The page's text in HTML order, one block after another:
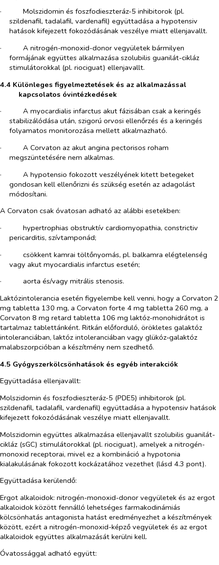
·​
Molszidomin és foszfodieszteráz-5 inhibitorok (pl.
szildenafil, tadalafil, vardenafil) együttadása a hypotensiv
hatások kifejezett fokozódásának veszélye miatt ellenjavallt.
·​
A nitrogén-monoxid-donor vegyületek bármilyen
formájának együttes alkalmazása szolubilis guanilát-cikláz
stimulátorokkal (pl. riociguat) ellenjavallt.
4.4 Különleges figyelmeztetések és az alkalmazással
kapcsolatos óvintézkedések
·​
A myocardialis infarctus akut fázisában csak a keringés
stabilizálódása után, szigorú orvosi ellenőrzés és a keringés
folyamatos monitorozása mellett alkalmazható.
·​
A Corvaton az akut angina pectorisos roham
megszüntetésére nem alkalmas.
·​
A hypotensio fokozott veszélyének kitett betegeket
gondosan kell ellenőrizni és szükség esetén az adagolást
módosítani.
A Corvaton csak óvatosan adható az alábbi esetekben:
·​
hypertrophias obstruktív cardiomyopathia, constrictiv
pericarditis, szívtamponád;
·​
csökkent kamrai töltőnyomás, pl. balkamra elégtelenség
vagy akut myocardialis infarctus esetén;
·​
aorta és/vagy mitrális stenosis.
Laktózintolerancia esetén figyelembe kell venni, hogy a Corvaton 2
mg tabletta 130 mg, a Corvaton forte 4 mg tabletta 260 mg, a
Corvaton 8 mg retard tabletta 106 mg laktóz-monohidrátot is
tartalmaz tablettánként. Ritkán előforduló, örökletes galaktóz
intoleranciában, laktóz intoleranciában vagy glükóz‑galaktóz
malabszorpcióban a készítmény nem szedhető.
4.5 Gyógyszerkölcsönhatások és egyéb interakciók
Együttadása ellenjavallt:
Molszidomin és foszfodieszteráz-5 (PDE5) inhibitorok (pl.
szildenafil, tadalafil, vardenafil) együttadása a hypotensiv hatások
kifejezett fokozódásának veszélye miatt ellenjavallt.
Molszidomin együttes alkalmazása ellenjavallt szolubilis guanilát-
cikláz (sGC) stimulátorokkal (pl. riociguat), amelyek a nitrogén-
monoxid receptorai, mivel ez a kombináció a hypotonia
kialakulásának fokozott kockázatához vezethet (lásd 4.3 pont).
Együttadása kerülendő:
Ergot alkaloidok: nitrogén-monoxid-donor vegyületek és az ergot
alkaloidok között fennálló lehetséges farmakodinámiás
kölcsönhatás antagonista hatást eredményezhet a készítmények
között, ezért a nitrogén-monoxid-képző vegyületek és az ergot
alkaloidok együttes alkalmazását kerülni kell.
Óvatossággal adható együtt: